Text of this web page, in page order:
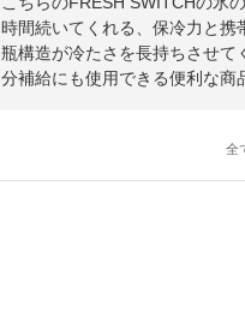
時間続いてくれる、保冷力と
瓶構造が冷たさを長持ちさせ
分補給にも使用できる便利な商
全